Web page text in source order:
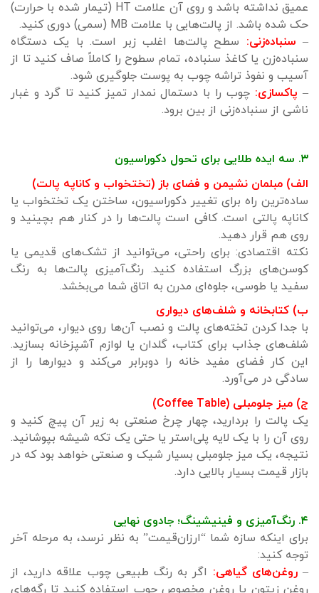
عمیق نداشته باشد و روی آن علامت HT (تیمار شده با حرارت)
حک شده باشد. از پالت‌هایی با علامت MB (سمی) دوری کنید.
– سنباده‌زنی: سطح پالت‌ها اغلب زبر است. با یک دستگاه
سنباده‌زن یا کاغذ سنباده، تمام سطوح را کاملاً صاف کنید تا از
آسیب و نفوذ تراشه چوب به پوست جلوگیری شود.
– پاکسازی: چوب را با دستمال نمدار تمیز کنید تا گرد و غبار
ناشی از سنباده‌زنی از بین برود.
۳. سه ایده طلایی برای تحول دکوراسیون
الف) مبلمان نشیمن و فضای باز (تختخواب و کاناپه پالت)
ساده‌ترین راه برای تغییر دکوراسیون، ساختن یک تختخواب یا
کاناپه پالتی است. کافی است پالت‌ها را در کنار هم بچینید و
روی هم قرار دهید.
نکته اقتصادی: برای راحتی، می‌توانید از تشک‌های قدیمی یا
کوسن‌های بزرگ استفاده کنید. رنگ‌آمیزی پالت‌ها به رنگ
سفید یا طوسی، جلوه‌ای مدرن به اتاق شما می‌بخشد.
ب) کتابخانه و شلف‌های دیواری
با جدا کردن تخته‌های پالت و نصب آن‌ها روی دیوار، می‌توانید
شلف‌های جذاب برای کتاب، گلدان یا لوازم آشپزخانه بسازید.
این کار فضای مفید خانه را دوبرابر می‌کند و دیوارها را از
سادگی در می‌آورد.
ج) میز جلو‌مبلی (Coffee Table)
یک پالت را بردارید، چهار چرخ صنعتی به زیر آن پیچ کنید و
روی آن را با یک لایه پلی‌استر یا حتی یک تکه شیشه بپوشانید.
نتیجه، یک میز جلو‌مبلی بسیار شیک و صنعتی خواهد بود که در
بازار قیمت بسیار بالایی دارد.
۴. رنگ‌آمیزی و فینیشینگ؛ جادوی نهایی
برای اینکه سازه شما “ارزان‌قیمت” به نظر نرسد، به مرحله آخر
توجه کنید:
–روغن‌های گیاهی: اگر به رنگ طبیعی چوب علاقه دارید، از
روغن زیتون یا روغن مخصوص چوب استفاده کنید تا رگه‌های